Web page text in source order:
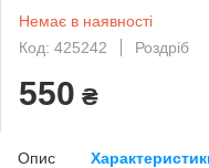
Немає в наявності
Код: 425242
Роздріб
550 ₴
Опис